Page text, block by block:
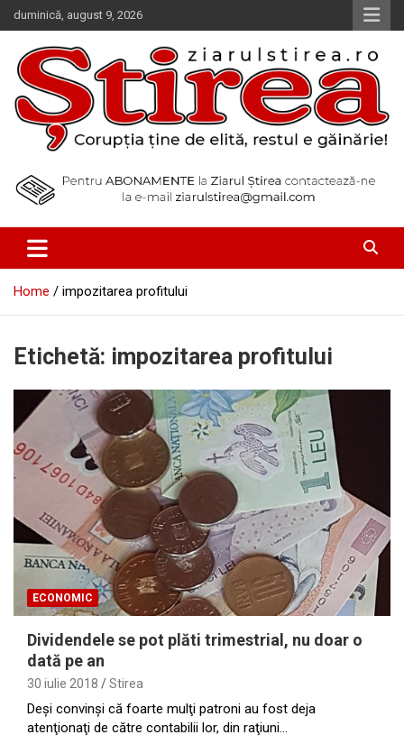
Skip
to
content
duminică, august 9, 2026
Ziarul Știrea
Home impozitarea profitului
Etichetă: impozitarea profitului
ECONOMIC
Dividendele se pot plăti trimestrial, nu doar o
dată pe an
30 iulie 2018 Stirea
Deşi convinşi că foarte mulţi patroni au fost deja
atenţionaţi de către contabilii lor, din raţiuni…